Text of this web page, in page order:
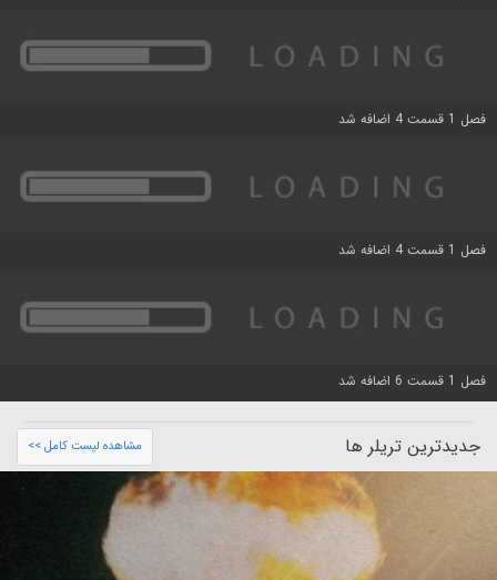
فصل 1 قسمت 4 اضافه شد
فصل 1 قسمت 4 اضافه شد
فصل 1 قسمت 6 اضافه شد
جدیدترین تریلر ها مشاهده لیست کامل >>